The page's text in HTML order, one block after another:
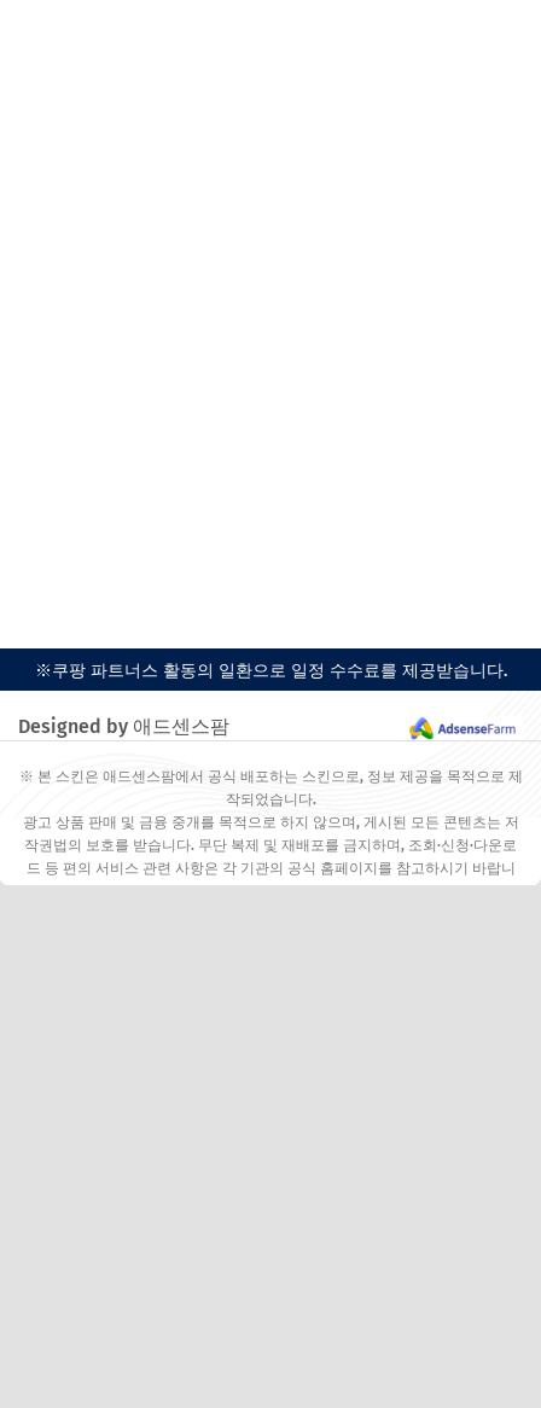
※쿠팡 파트너스 활동의 일환으로 일정 수수료를 제공받습니다.
Designed by 애드센스팜
※ 본 스킨은 애드센스팜에서 공식 배포하는 스킨으로, 정보 제공을 목적으로 제
작되었습니다.
광고 상품 판매 및 금융 중개를 목적으로 하지 않으며, 게시된 모든 콘텐츠는 저
작권법의 보호를 받습니다. 무단 복제 및 재배포를 금지하며, 조회·신청·다운로
드 등 편의 서비스 관련 사항은 각 기관의 공식 홈페이지를 참고하시기 바랍니